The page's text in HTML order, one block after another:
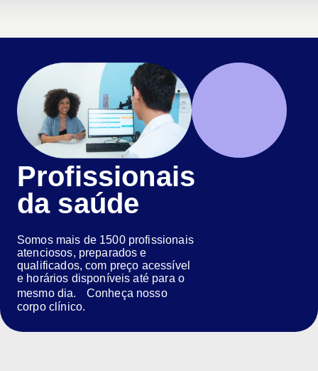
Profissionais
da saúde
Somos mais de 1500 profissionais
atenciosos, preparados e
qualificados, com preço acessível
e horários disponíveis até para o
mesmo dia. Conheça nosso
corpo clínico.